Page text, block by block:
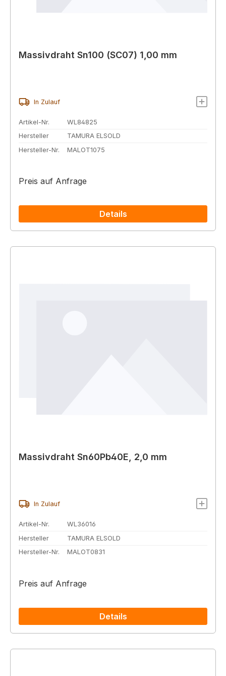
Massivdraht Sn100 (SC07) 1,00 mm
In Zulauf
Artikel-Nr.
WL84825
Hersteller
TAMURA ELSOLD
Hersteller-Nr.
MALOT1075
Preis auf Anfrage
Details
Massivdraht Sn60Pb40E, 2,0 mm
In Zulauf
Artikel-Nr.
WL36016
Hersteller
TAMURA ELSOLD
Hersteller-Nr.
MALOT0831
Preis auf Anfrage
Details